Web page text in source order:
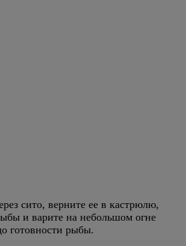
сито, верните ее в кастрюлю,
и варите на небольшом огне
готовности рыбы.